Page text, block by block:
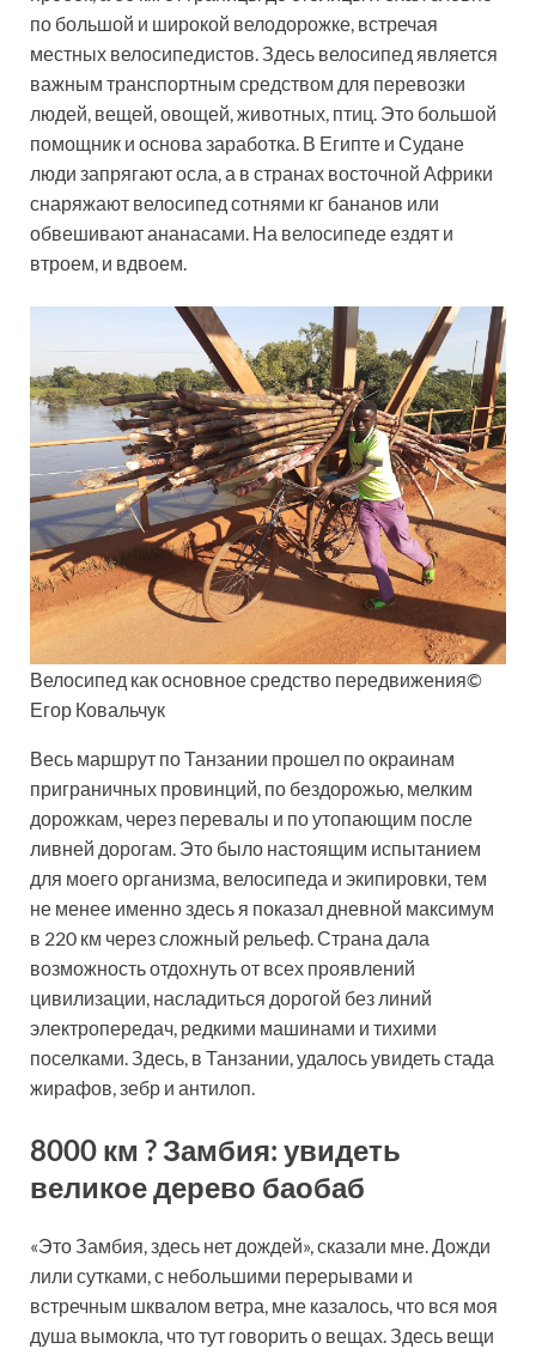
по большой и широкой велодорожке, встречая
местных велосипедистов. Здесь велосипед является
важным транспортным средством для перевозки
людей, вещей, овощей, животных, птиц. Это большой
помощник и основа заработка. В Египте и Судане
люди запрягают осла, а в странах восточной Африки
снаряжают велосипед сотнями кг бананов или
обвешивают ананасами. На велосипеде ездят и
втроем, и вдвоем.
Велосипед как основное средство передвижения©
Егор Ковальчук
Весь маршрут по Танзании прошел по окраинам
приграничных провинций, по бездорожью, мелким
дорожкам, через перевалы и по утопающим после
ливней дорогам. Это было настоящим испытанием
для моего организма, велосипеда и экипировки, тем
не менее именно здесь я показал дневной максимум
в 220 км через сложный рельеф. Страна дала
возможность отдохнуть от всех проявлений
цивилизации, насладиться дорогой без линий
электропередач, редкими машинами и тихими
поселками. Здесь, в Танзании, удалось увидеть стада
жирафов, зебр и антилоп.
8000 км ? Замбия: увидеть
великое дерево баобаб
«Это Замбия, здесь нет дождей», сказали мне. Дожди
лили сутками, с небольшими перерывами и
встречным шквалом ветра, мне казалось, что вся моя
душа вымокла, что тут говорить о вещах. Здесь вещи